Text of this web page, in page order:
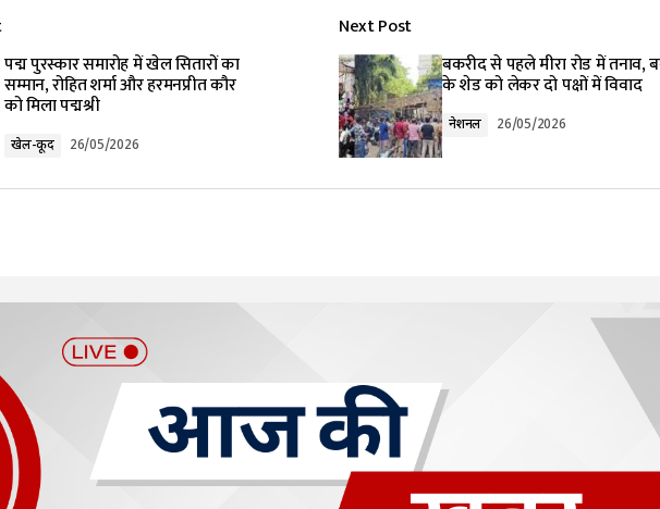
will not be published.Required fields are marked*
पद्म पुरस्कार समारोह में खेल सितारों का
सम्मान, रोहित शर्मा और हरमनप्रीत कौर
को मिला पद्मश्री
खेल-कूद 26/05/2026
Next Post
बकरीद से पहले मीरा रोड में तनाव,
के शेड को लेकर दो पक्षों में विवाद
नेशनल 26/05/2026